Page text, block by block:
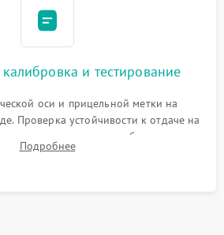
и тестирование
оси и прицельной метки на
Проверка устойчивости к отдаче на
качества изображения в
и корректной работы всех
Подробнее